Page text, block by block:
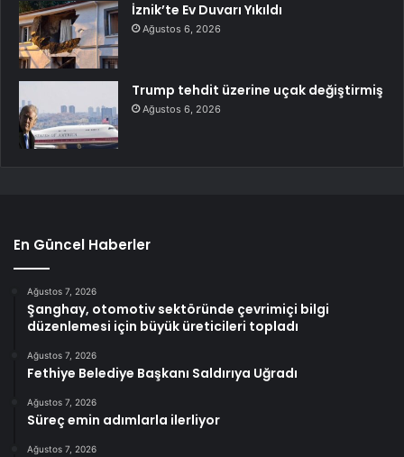
İznik’te Ev Duvarı Yıkıldı
Ağustos 6, 2026
Trump tehdit üzerine uçak değiştirmiş
Ağustos 6, 2026
En Güncel Haberler
Ağustos 7, 2026
Şanghay, otomotiv sektöründe çevrimiçi bilgi
düzenlemesi için büyük üreticileri topladı
Ağustos 7, 2026
Fethiye Belediye Başkanı Saldırıya Uğradı
Ağustos 7, 2026
Süreç emin adımlarla ilerliyor
Ağustos 7, 2026